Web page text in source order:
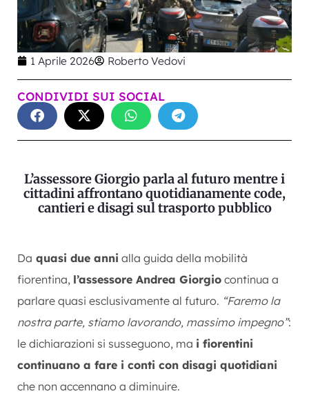
1 Aprile 2026 Roberto Vedovi
CONDIVIDI SUI SOCIAL
L’assessore Giorgio parla al futuro mentre i
cittadini affrontano quotidianamente code,
cantieri e disagi sul trasporto pubblico
Da quasi due anni alla guida della mobilità
fiorentina, l’assessore Andrea Giorgio continua a
parlare quasi esclusivamente al futuro. “Faremo la
nostra parte, stiamo lavorando, massimo impegno”:
le dichiarazioni si susseguono, ma i fiorentini
continuano a fare i conti con disagi quotidiani
che non accennano a diminuire.